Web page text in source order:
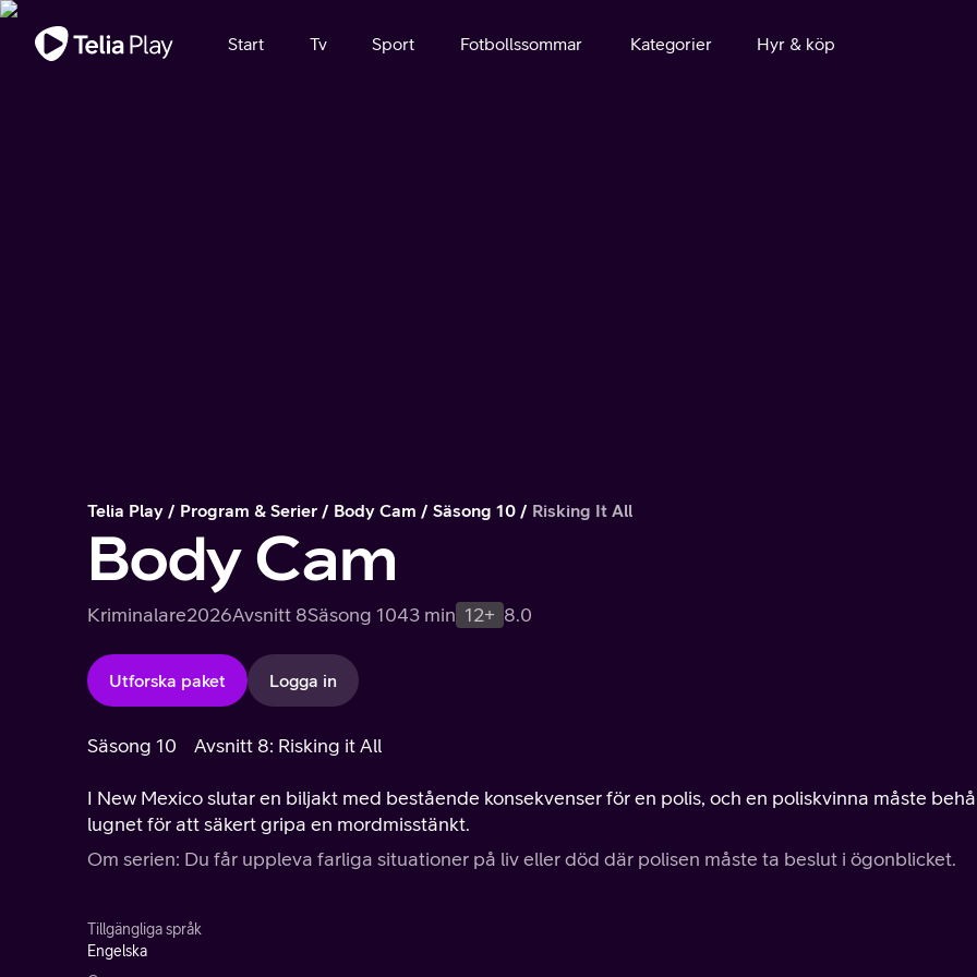
Viktigt meddelande
Start Tv Sport Fotbollssommar Kategorier Hyr & köp
Telia Play Program & Serier Body Cam Säsong 10 Risking It All
Body Cam
Kriminalare2026Avsnitt 8Säsong 1043 min 12+ 8.0
Utforska paket Logga in
Säsong 10 Avsnitt 8: Risking it All
I New Mexico slutar en biljakt med bestående konsekvenser för en polis, och en poliskvinna måste
lugnet för att säkert gripa en mordmisstänkt.
Om serien: Du får uppleva farliga situationer på liv eller död där polisen måste ta beslut i ögonblicket.
Tillgängliga språk
Engelska